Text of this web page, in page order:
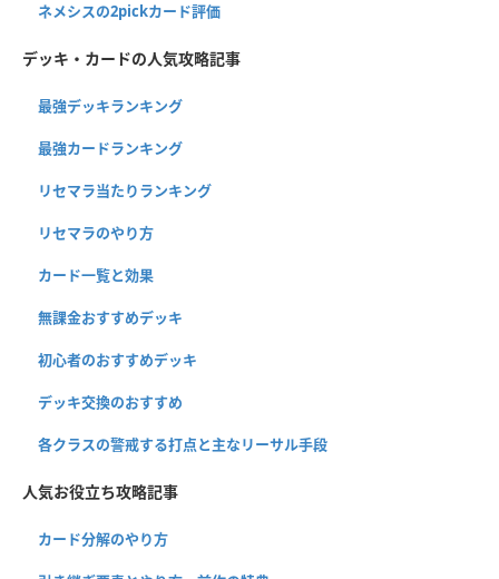
ネメシスの2pickカード評価
デッキ・カードの人気攻略記事
最強デッキランキング
最強カードランキング
リセマラ当たりランキング
リセマラのやり方
カード一覧と効果
無課金おすすめデッキ
初心者のおすすめデッキ
デッキ交換のおすすめ
各クラスの警戒する打点と主なリーサル手段
人気お役立ち攻略記事
カード分解のやり方